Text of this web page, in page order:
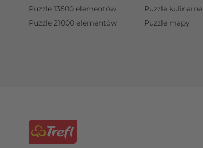
Puzzle 13500 elementów
Puzzle 21000 elementów
Puzzle kulinarne
Puzzle mapy